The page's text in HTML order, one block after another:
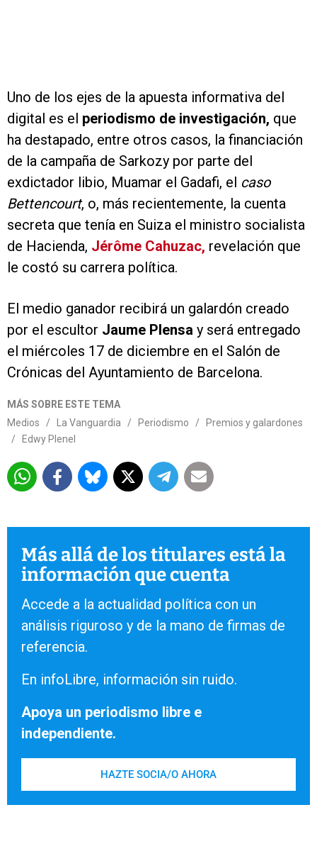
Uno de los ejes de la apuesta informativa del
digital es el periodismo de investigación, que
ha destapado, entre otros casos, la financiación
de la campaña de Sarkozy por parte del
exdictador libio, Muamar el Gadafi, el caso
Bettencourt, o, más recientemente, la cuenta
secreta que tenía en Suiza el ministro socialista
de Hacienda, Jérôme Cahuzac, revelación que
le costó su carrera política.
El medio ganador recibirá un galardón creado
por el escultor Jaume Plensa y será entregado
el miércoles 17 de diciembre en el Salón de
Crónicas del Ayuntamiento de Barcelona.
MÁS SOBRE ESTE TEMA
Medios
/ La Vanguardia / Periodismo /
Premios y galardones
/
Edwy Plenel
Más allá de los titulares está la
información que cuenta
Accede a la actualidad política con un
análisis riguroso y de la mano de firmas de
referencia.
En infoLibre, información sin ruido.
Apoya un periodismo libre e
independiente.
HAZTE SOCIA/O AHORA